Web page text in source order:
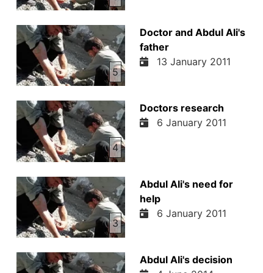
5
Doctor and Abdul Ali's
father
13 January 2011
4
Doctors research
6 January 2011
3
Abdul Ali's need for
help
6 January 2011
Abdul Ali's decision